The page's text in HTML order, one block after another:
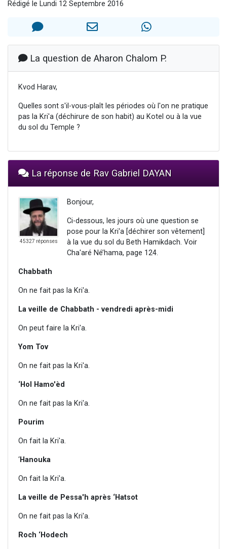
Ariel vient de donner son Maasser
Il reste 49 places pour étudier en groupe sur Zoom
6 personnes viennent de faire un don pour 5 enfants déjà orphelins risquent de perdre leur maman
3 personnes viennent de nous rejoindre sur WhatsApp
Rédigé le Lundi 12 Septembre 2016
La question de Aharon Chalom P.
Kvod Harav,
Quelles sont s'il-vous-plaît les périodes où l'on ne pratique
pas la Kri'a (déchirure de son habit) au Kotel ou à la vue
du sol du Temple ?
La réponse de Rav Gabriel DAYAN
45327 réponses
Bonjour,
Ci-dessous, les jours où une question se
pose pour la Kri'a [déchirer son vêtement]
à la vue du sol du Beth Hamikdach. Voir
Cha'aré Né’hama, page 124.
Chabbath
On ne fait pas la Kri'a.
La veille de Chabbath - vendredi après-midi
On peut faire la Kri'a.
Yom Tov
On ne fait pas la Kri'a.
‘Hol Hamo'èd
On ne fait pas la Kri'a.
Pourim
On fait la Kri'a.
‘Hanouka
On fait la Kri'a.
La veille de Pessa'h après ‘Hatsot
On ne fait pas la Kri'a.
Roch ‘Hodech